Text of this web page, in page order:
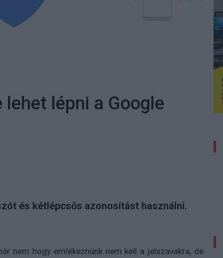
lépni a Google
és kétlépcsős azonosítást használni.
nem hogy emlékeznünk nem kell a jelszavakra, de